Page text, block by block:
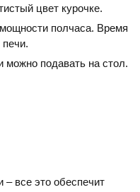
цвет курочке.
полчаса. Время
подавать на стол.
все это обеспечит